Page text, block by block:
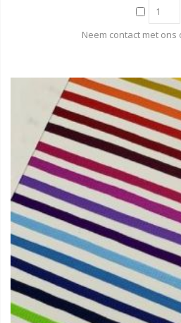
Neem contact met ons